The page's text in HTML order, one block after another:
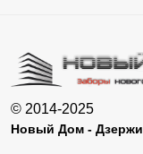
© 2014-2025
Новый Дом -